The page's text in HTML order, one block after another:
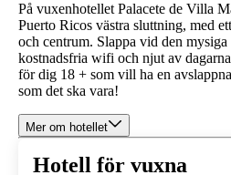
På vuxenhotellet Palacete de Villa
Puerto Ricos västra sluttning, med
och centrum. Slappa vid den
kostnadsfria wifi och njut av
för dig 18 + som vill ha en
som det ska vara!
Mer om hotellet
Hotell för vuxna